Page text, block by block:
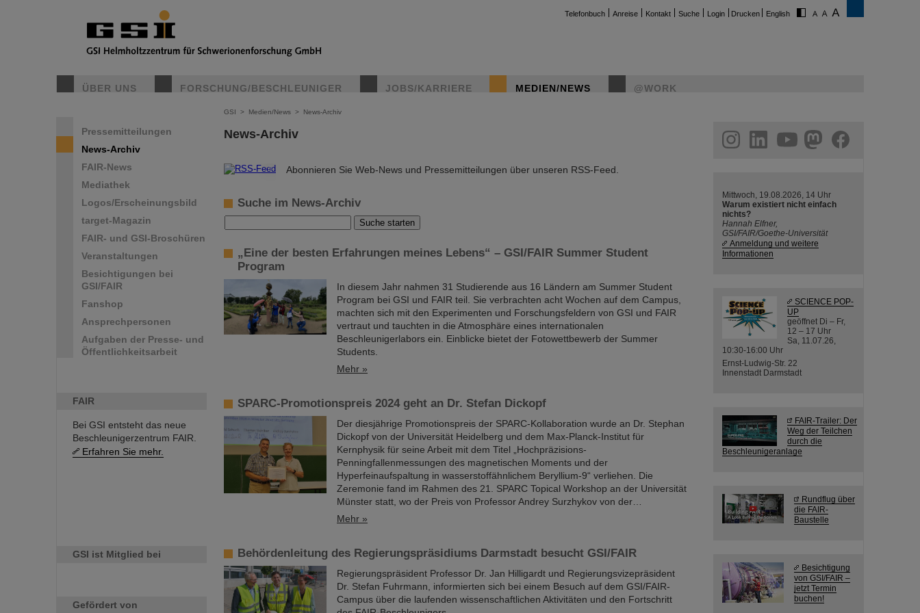
Telefonbuch Anreise Kontakt Suche Login Drucken English
ÜBER UNS FORSCHUNG/BESCHLEUNIGER JOBS/KARRIERE MEDIEN/NEWS @WORK
Pressemitteilungen
News-Archiv
FAIR-News
Mediathek
Logos/Erscheinungsbild
target-Magazin
FAIR- und GSI-Broschüren
Veranstaltungen
Besichtigungen bei
GSI/FAIR
Fanshop
Ansprechpersonen
Aufgaben der Presse- und
Öffentlichkeitsarbeit
FAIR
Bei GSI entsteht das neue
Beschleunigerzentrum FAIR.
Erfahren Sie mehr.
GSI ist Mitglied bei
Gefördert von
GSI > Medien/News > News-Archiv
News-Archiv
© Abonnieren Sie Web-News und Pressemitteilungen über unseren RSS-Feed.
Suche im News-Archiv
„Eine der besten Erfahrungen meines Lebens“ – GSI/FAIR Summer Student
Program
In diesem Jahr nahmen 31 Studierende aus 16 Ländern am Summer Student
Program bei GSI und FAIR teil. Sie verbrachten acht Wochen auf dem Campus,
machten sich mit den Experimenten und Forschungsfeldern von GSI und FAIR
vertraut und tauchten in die Atmosphäre eines internationalen
Beschleunigerlabors ein. Einblicke bietet der Fotowettbewerb der Summer
Students.
Mehr »
SPARC-Promotionspreis 2024 geht an Dr. Stefan Dickopf
Der diesjährige Promotionspreis der SPARC-Kollaboration wurde an Dr. Stephan
Dickopf von der Universität Heidelberg und dem Max-Planck-Institut für
Kernphysik für seine Arbeit mit dem Titel „Hochpräzisions-
Penningfallenmessungen des magnetischen Moments und der
Hyperfeinaufspaltung in wasserstoffähnlichem Beryllium-9“ verliehen. Die
Zeremonie fand im Rahmen des 21. SPARC Topical Workshop an der Universität
Münster statt, wo der Preis von Professor Andrey Surzhykov von der…
Mehr »
Behördenleitung des Regierungspräsidiums Darmstadt besucht GSI/FAIR
Regierungspräsident Professor Dr. Jan Hilligardt und Regierungsvizepräsident
Dr. Stefan Fuhrmann, informierten sich bei einem Besuch auf dem GSI/FAIR-
Campus über die laufenden wissenschaftlichen Aktivitäten und den Fortschritt
helmholtz.social
facebook
Mittwoch, 19.08.2026, 14 Uhr
Warum existiert nicht einfach
nichts?
Hannah Elfner,
GSI/FAIR/Goethe-Universität
Anmeldung und weitere
Informationen
SCIENCE POP-
UP
geöffnet Di – Fr,
12 – 17 Uhr
Sa, 11.07.26,
10:30-16:00 Uhr
Ernst-Ludwig-Str. 22
Innenstadt Darmstadt
FAIR-Trailer: Der
Weg der Teilchen
durch die
Beschleunigeranlage
Rundflug über
die FAIR-
Baustelle
Besichtigung
von GSI/FAIR –
jetzt Termin
buchen!